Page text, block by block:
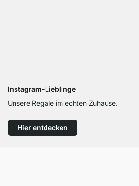
Instagram-Lieblinge
Unsere Regale im echten Zuhause.
Hier entdecken